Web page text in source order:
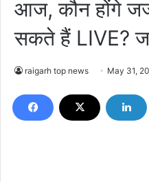
आज, कौन होंगे
सकते हैं LIVE?
raigarh top news May 31,